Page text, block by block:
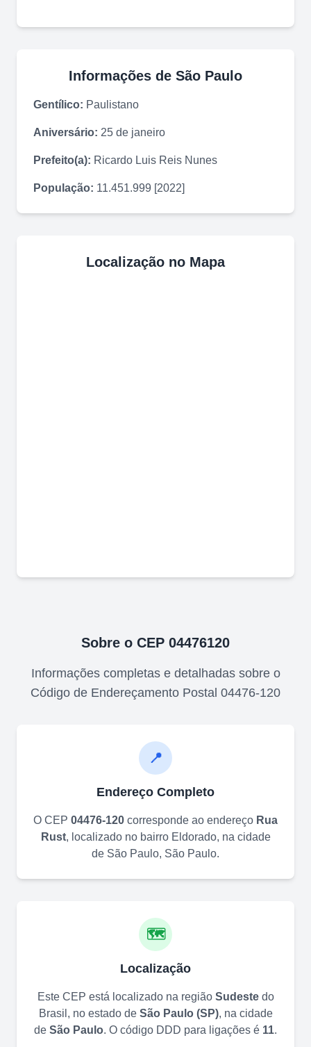
Informações de São Paulo
Gentílico: Paulistano
Aniversário: 25 de janeiro
Prefeito(a): Ricardo Luis Reis Nunes
População: 11.451.999 [2022]
Localização no Mapa
Sobre o CEP 04476120
Informações completas e detalhadas sobre o
Código de Endereçamento Postal 04476-120
📍
Endereço Completo
O CEP 04476-120 corresponde ao endereço Rua
Rust, localizado no bairro Eldorado, na cidade
de São Paulo, São Paulo.
🗺️
Localização
Este CEP está localizado na região Sudestedo
Brasil, no estado de São Paulo(SP), na cidade
de São Paulo. O código DDD para ligações é 11.